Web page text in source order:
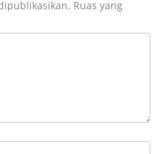
Ruas yang